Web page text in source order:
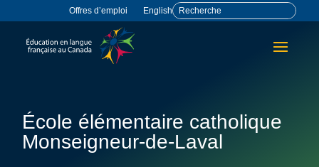
Offres d’emploi English
École élémentaire catholique
Monseigneur-de-Laval